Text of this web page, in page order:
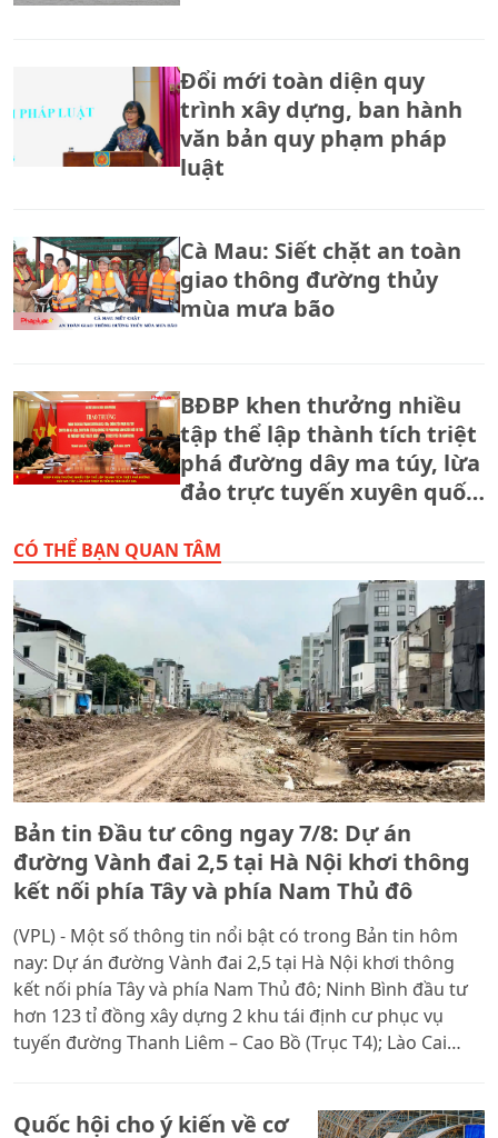
Đổi mới toàn diện quy
trình xây dựng, ban hành
văn bản quy phạm pháp
luật
Cà Mau: Siết chặt an toàn
giao thông đường thủy
mùa mưa bão
BĐBP khen thưởng nhiều
tập thể lập thành tích triệt
phá đường dây ma túy, lừa
đảo trực tuyến xuyên quốc
CÓ THỂ BẠN QUAN TÂM
Bản tin Đầu tư công ngay 7/8: Dự án
đường Vành đai 2,5 tại Hà Nội khơi thông
kết nối phía Tây và phía Nam Thủ đô
(VPL) - Một số thông tin nổi bật có trong Bản tin hôm
nay: Dự án đường Vành đai 2,5 tại Hà Nội khơi thông
kết nối phía Tây và phía Nam Thủ đô; Ninh Bình đầu tư
hơn 123 tỉ đồng xây dựng 2 khu tái định cư phục vụ
tuyến đường Thanh Liêm – Cao Bồ (Trục T4); Lào Cai
hơn 6.312 tỉ đồng.
Quốc hội cho ý kiến về cơ